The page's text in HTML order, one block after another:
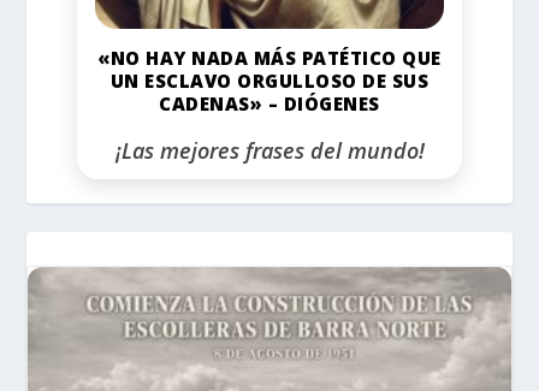
«NO HAY NADA MÁS PATÉTICO QUE
UN ESCLAVO ORGULLOSO DE SUS
CADENAS» – DIÓGENES
¡Las mejores frases del mundo!